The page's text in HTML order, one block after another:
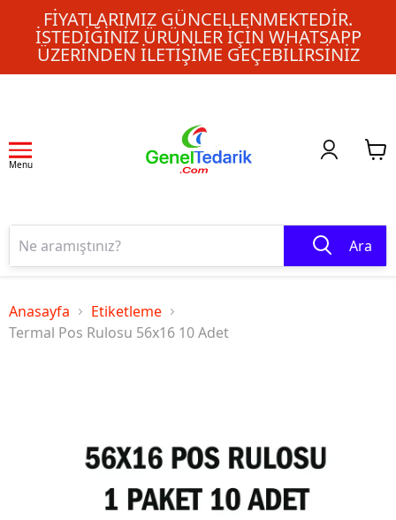
FIYATLARIMIZ GÜNCELLENMEKTEDIR.
İSTEDIĞINIZ ÜRÜNLER IÇIN WHATSAPP
ÜZERINDEN ILETIŞIME GEÇEBILIRSINIZ
Menu
Ara
Anasayfa
Etiketleme
Termal Pos Rulosu 56x16 10 Adet